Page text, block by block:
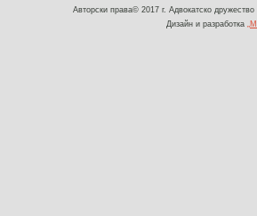
Авторски права© 2017 г. Адвокатско
Дизайн и разработка